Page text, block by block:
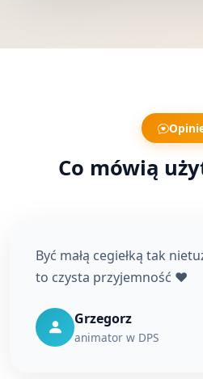
Co mówią
Być małą cegiełką tak
to czysta przyjemność ❤️
Grzegorz
animator w DPS